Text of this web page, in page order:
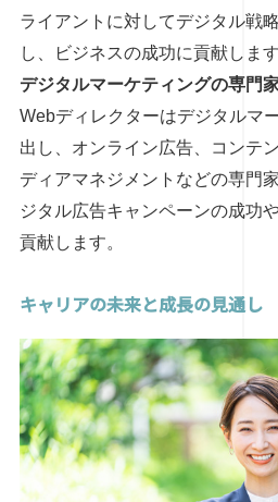
ライアントに対してデジタル戦
し、ビジネスの成功に貢献します
デジタルマーケティングの専門
Webディレクターはデジタルマ
出し、オンライン広告、コンテ
ディアマネジメントなどの専門
ジタル広告キャンペーンの成功
貢献します。
キャリアの未来と成長の見通し